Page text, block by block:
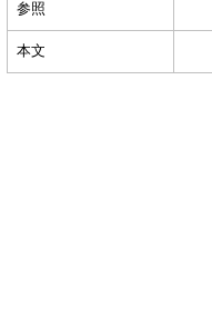
参照
本文